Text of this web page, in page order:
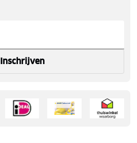
Inschrijven